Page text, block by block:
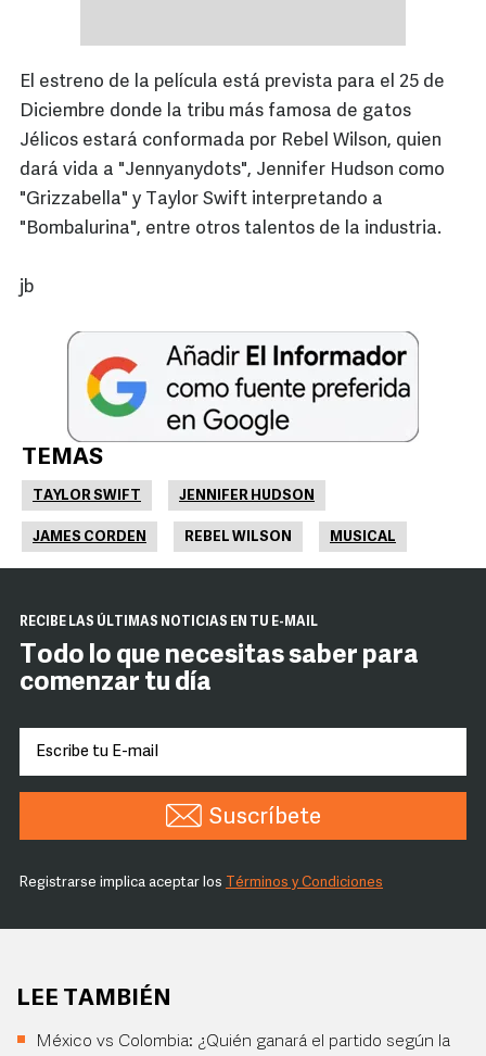
El estreno de la película está prevista para el 25 de
Diciembre donde la tribu más famosa de gatos
Jélicos estará conformada por Rebel Wilson, quien
dará vida a "Jennyanydots", Jennifer Hudson como
"Grizzabella" y Taylor Swift interpretando a
"Bombalurina", entre otros talentos de la industria.
jb
TEMAS
TAYLOR SWIFT JENNIFER HUDSON
JAMES CORDEN REBEL WILSON MUSICAL
RECIBE LAS ÚLTIMAS NOTICIAS EN TU E-MAIL
Todo lo que necesitas saber para
comenzar tu día
Suscríbete
Registrarse implica aceptar los Términos y Condiciones
LEE TAMBIÉN
México vs Colombia: ¿Quién ganará el partido según la